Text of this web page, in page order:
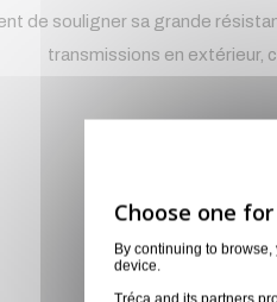
de souligner sa grande
transmissions en extérieur,
By continuing to
device.